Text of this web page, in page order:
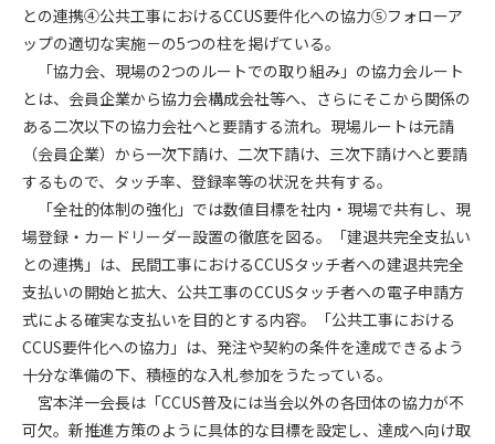
との連携④公共工事におけるCCUS要件化への協力⑤フォローア
ップの適切な実施－の5つの柱を掲げている。
「協力会、現場の2つのルートでの取り組み」の協力会ルート
とは、会員企業から協力会構成会社等へ、さらにそこから関係の
ある二次以下の協力会社へと要請する流れ。現場ルートは元請
（会員企業）から一次下請け、二次下請け、三次下請けへと要請
するもので、タッチ率、登録率等の状況を共有する。
「全社的体制の強化」では数値目標を社内・現場で共有し、現
場登録・カードリーダー設置の徹底を図る。「建退共完全支払い
との連携」は、民間工事におけるCCUSタッチ者への建退共完全
支払いの開始と拡大、公共工事のCCUSタッチ者への電子申請方
式による確実な支払いを目的とする内容。「公共工事における
CCUS要件化への協力」は、発注や契約の条件を達成できるよう
十分な準備の下、積極的な入札参加をうたっている。
宮本洋一会長は「CCUS普及には当会以外の各団体の協力が不
可欠。新推進方策のように具体的な目標を設定し、達成へ向け取
第4条（会員審査および資格の取り消し）
会員とは、本規約を承諾の上、所定の会員申込手続きを完了
後、管理者がこれを承認した者をいいます。
第4条（会員の定義と登録）
1. 管理者は前条により審査の結果、会員申込みをした者が以下
の何れかの項目に該当することがわかった場合、その者の会
員としての権限を承認しないことがあります。
(1) 会員申し込みをした者が実在しなかった場合
(2) 本規約に違反した場合/li>
(3) 会員申し込みの際、申告事項に虚偽があった場合
(4) 会員申込者が管理者所定の手続き通りに会員申込手続き処
理を行わなかった場合
(5) その他管理者が会員とすることを不適当と判断した場合
2. 管理者は承認後であっても承認した会員が前項の何れかに該
当することが判明した場合、会員資格を取り消すことがあり
ます。